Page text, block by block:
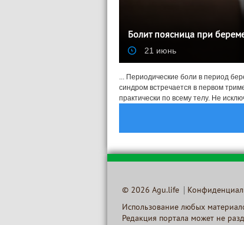
Болит поясница при
21 июнь
... Периодические боли в период
синдром встречается в первом
практически по всему телу. Не
© 2026 Agu.life
Использование любых
Редакция портала может не